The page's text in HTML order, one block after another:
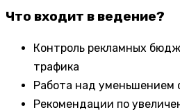
Что входит в ведение?
Контроль рекламных
трафика
Работа над уменьшением
Рекомендации по